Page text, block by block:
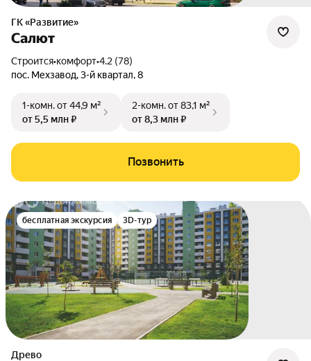
ГК «Развитие»
Салют
Строится•комфорт•4.2 (78)
пос. Мехзавод,3-й квартал,8
1-комн.от 44,9 м²
от 5,5 млн ₽
2-комн.от 83,1 м²
от 8,3 млн ₽
Позвонить
бесплатная экскурсия 3D-тур
Древо